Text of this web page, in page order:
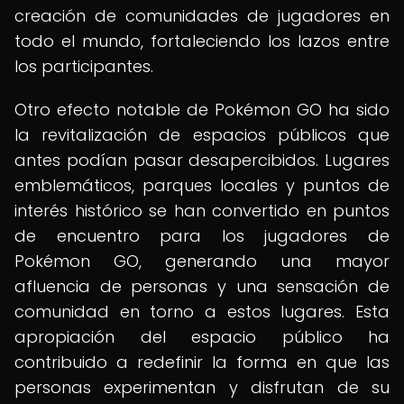
creación de comunidades de jugadores en
todo el mundo, fortaleciendo los lazos entre
los participantes.
Otro efecto notable de Pokémon GO ha sido
la revitalización de espacios públicos que
antes podían pasar desapercibidos. Lugares
emblemáticos, parques locales y puntos de
interés histórico se han convertido en puntos
de encuentro para los jugadores de
Pokémon GO, generando una mayor
afluencia de personas y una sensación de
comunidad en torno a estos lugares. Esta
apropiación del espacio público ha
contribuido a redefinir la forma en que las
personas experimentan y disfrutan de su